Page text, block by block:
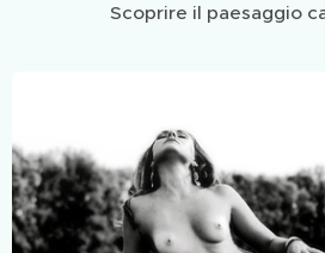
Scoprire il paesaggio